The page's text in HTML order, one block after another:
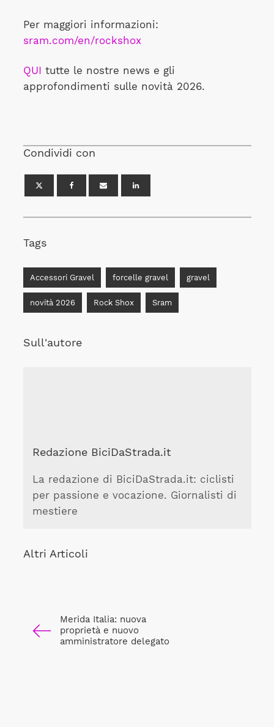
Per maggiori informazioni:
sram.com/en/rockshox
QUI tutte le nostre news e gli
approfondimenti sulle novità 2026.
Condividi con
Tags
Accessori Gravel forcelle gravel gravel
novità 2026 Rock Shox Sram
Sull'autore
Redazione BiciDaStrada.it
La redazione di BiciDaStrada.it: ciclisti
per passione e vocazione. Giornalisti di
mestiere
Altri Articoli
Merida Italia: nuova
proprietà e nuovo
amministratore delegato